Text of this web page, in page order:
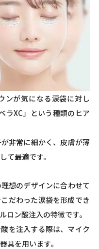
ンが気になる涙袋に対し
ラXC」という種類のヒア
非常に細かく、皮膚が薄
て最適です。
想のデザインに合わせて
だわった涙袋を形成でき
ロン酸注入の特徴です。
を注入する際は、マイク
具を用います。